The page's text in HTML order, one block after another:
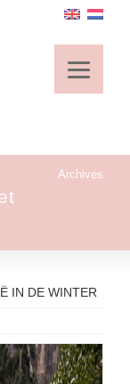
Archives
IN DE WINTER